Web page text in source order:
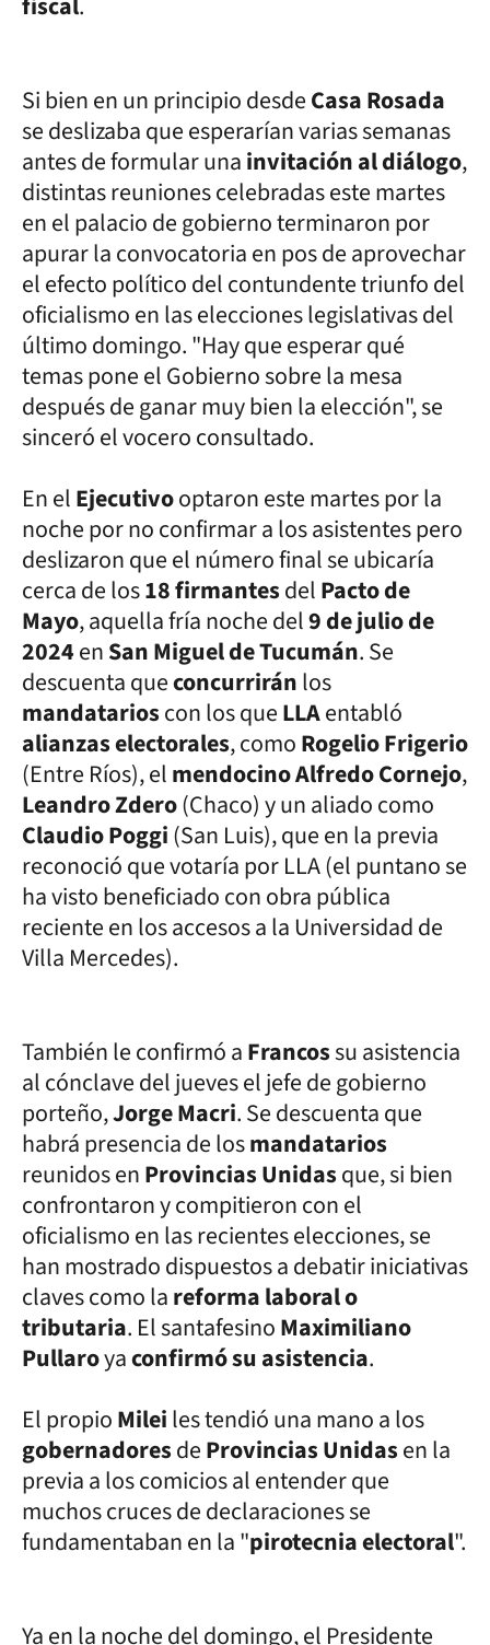
Si bien en un principio desdeCasa Rosada
se deslizaba que esperarían varias semanas
antes de formular unainvitación al diálogo,
distintas reuniones celebradas este martes
en el palacio de gobierno terminaron por
apurar la convocatoria en pos de aprovechar
el efecto político del contundente triunfo del
oficialismo en las elecciones legislativas del
último domingo. "Hay que esperar qué
temas pone el Gobierno sobre la mesa
después de ganar muy bien la elección", se
sinceró el vocero consultado.
En elEjecutivooptaron este martes por la
noche por no confirmar a los asistentes pero
deslizaron que el número final se ubicaría
cerca de los18 firmantesdelPacto de
Mayo, aquella fría noche del9 de julio de
2024enSan Miguel de Tucumán. Se
descuenta queconcurriránlos
mandatarioscon los queLLAentabló
alianzas electorales, comoRogelio Frigerio
(Entre Ríos), elmendocino Alfredo Cornejo,
Leandro Zdero(Chaco) y un aliado como
Claudio Poggi(San Luis), que en la previa
reconoció que votaría por LLA (el puntano se
ha visto beneficiado con obra pública
reciente en los accesos a la Universidad de
Villa Mercedes).
También le confirmó aFrancossu asistencia
al cónclave del jueves el jefe de gobierno
porteño,Jorge Macri. Se descuenta que
habrá presencia de losmandatarios
reunidos enProvincias Unidasque, si bien
confrontaron y compitieron con el
oficialismo en las recientes elecciones, se
han mostrado dispuestos a debatir iniciativas
claves como lareforma laboral o
tributaria. El santafesinoMaximiliano
Pullaroyaconfirmó su asistencia.
El propioMileiles tendió una mano a los
gobernadoresdeProvincias Unidasen la
previa a los comicios al entender que
muchos cruces de declaraciones se
fundamentaban en la "pirotecnia electoral".
Ya en la noche del domingo, el Presidente